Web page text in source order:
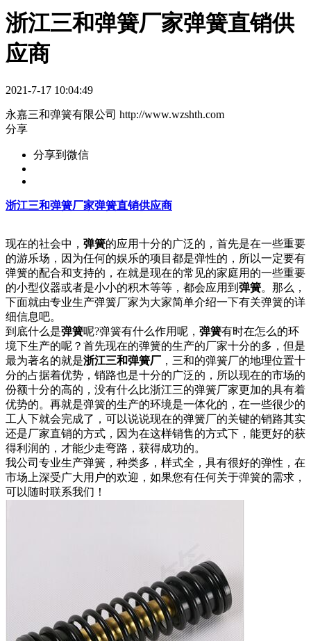
浙江三和弹簧厂家弹簧直销供
应商
2021-7-17 10:04:49
永嘉三和弹簧有限公司 http://www.wzshth.com
分享
分享到微信
浙江三和弹簧厂家弹簧直销供应商
现在的社会中， 弹簧的应用十分的广泛的，首先是在一些重要
的游乐场，因为任何的娱乐的项目都是弹性的，所以一定要有
弹簧的配合和支持的，在就是现在的常见的家庭用的一些重要
的小型仪器或者是小小的积木等等，都会应用到 弹簧。那么，
下面就由专业生产弹簧厂家为大家简单介绍一下有关弹簧的详
细信息吧。
到底什么是弹簧呢?弹簧有什么作用呢， 弹簧有时在怎么的环
境下生产的呢？首先现在的弹簧的生产的厂家十分的多，但是
最为著名的就是浙江三和弹簧厂 ，三和的弹簧厂的地理位置十
分的占据着优势，销路也是十分的广泛的，所以现在的市场的
份额十分的高的，没有什么比浙江三的弹簧厂家更加的具有着
优势的。再就是弹簧的生产的环境是一体化的，在一些很少的
工人下就会完成了，可以说说现在的弹簧厂的关键的销路其实
还是厂家直销的方式，因为在这样销售的方式下，能更好的获
得利润的，才能少走弯路，获得成功的。
我公司专业生产弹簧，种类多，样式全，具有很好的弹性，在
市场上深受广大用户的欢迎，如果您有任何关于弹簧的需求，
可以随时联系我们！